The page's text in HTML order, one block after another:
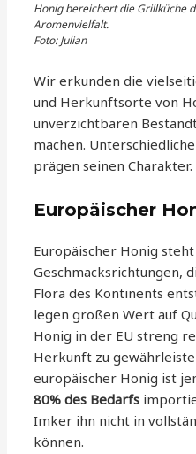
Honig bereichert die Grillküche
Aromenvielfalt.
Foto: Julian
Wir erkunden die
und Herkunftsorte von
unverzichtbaren
machen.
prägen seinen Charakter.
Europäischer
Europäischer Honig
Geschmacksrichtungen,
Flora des Kontinents
legen großen Wert auf
Honig in der EU streng
Herkunft zu
europäischer Honig ist
80% des Bedarfs
Imker ihn nicht in
können.